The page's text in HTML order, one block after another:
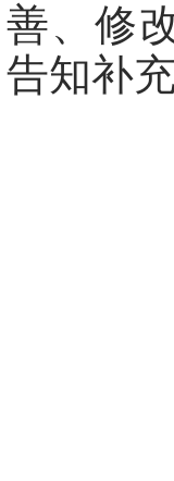
善、修
告知补